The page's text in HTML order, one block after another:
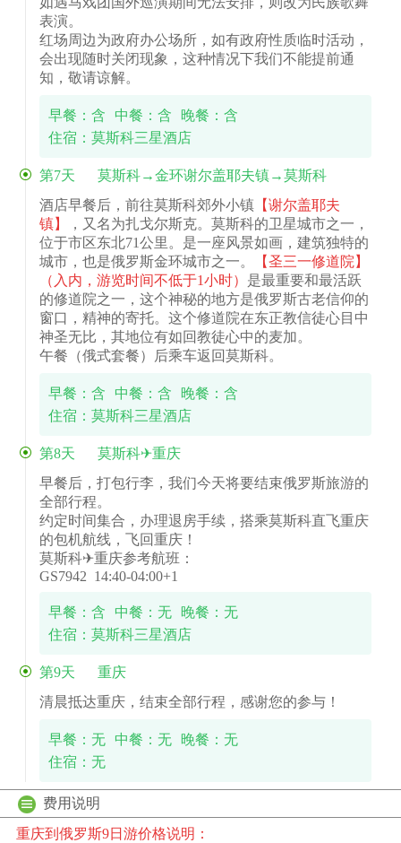
表演。
红场周边为政府办公场所，如有政府性质临时活动，
会出现随时关闭现象，这种情况下我们不能提前通
知，敬请谅解。
早餐：含 中餐：含
晚餐：含
住宿：莫斯科三星酒店
第7天
莫斯科→金环谢尔盖耶夫镇→莫斯科
酒店早餐后，前往莫斯科郊外小镇【谢尔盖耶夫
镇】
，又名为扎戈尔斯克。莫斯科的卫星城市之一，
位于市区东北71公里。是一座风景如画，建筑独特的
城市，也是俄罗斯金环城市之一。
【圣三一修道院】
（入内，游览时间不低于1小时） 是最重要和最活跃
的修道院之一，这个神秘的地方是俄罗斯古老信仰的
窗口，精神的寄托。这个修道院在东正教信徒心目中
神圣无比，其地位有如回教徒心中的麦加。
午餐（俄式套餐）后乘车返回莫斯科。
早餐：含 中餐：含
晚餐：含
住宿：莫斯科三星酒店
第8天
莫斯科✈重庆
早餐后，打包行李，我们今天将要结束俄罗斯旅游的
全部行程。
约定时间集合，办理退房手续，搭乘莫斯科直飞重庆
的包机航线，飞回重庆！
莫斯科✈重庆参考航班：
GS7942 14:40-04:00+1
早餐：含 中餐：无
晚餐：无
住宿：莫斯科三星酒店
第9天
重庆
清晨抵达重庆，结束全部行程，感谢您的参与！
早餐：无 中餐：无
晚餐：无
住宿：无
费用说明
重庆到俄罗斯9日游价格说明：